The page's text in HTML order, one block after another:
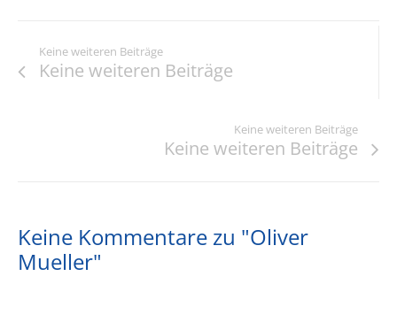
Keine weiteren Beiträge
Keine weiteren Beiträge
Keine weiteren Beiträge
Keine weiteren Beiträge
Keine Kommentare zu "Oliver
Mueller"